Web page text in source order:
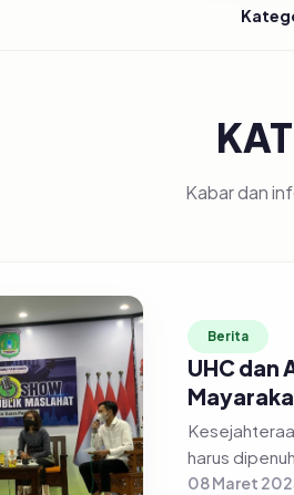
Kabar dan
Berita
UHC dan
harus
08 Maret